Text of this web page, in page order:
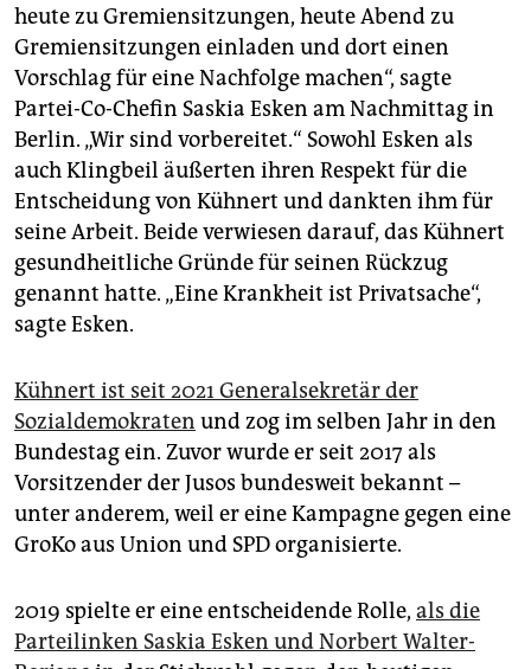
heute zu Gremiensitzungen, heute Abend zu
Gremiensitzungen einladen und dort einen
Vorschlag für eine Nachfolge machen“, sagte
Partei-Co-Chefin Saskia Esken am Nachmittag in
Berlin. „Wir sind vorbereitet.“ Sowohl Esken als
auch Klingbeil äußerten ihren Respekt für die
Entscheidung von Kühnert und dankten ihm für
seine Arbeit. Beide verwiesen darauf, das Kühnert
gesundheitliche Gründe für seinen Rückzug
genannt hatte. „Eine Krankheit ist Privatsache“,
sagte Esken.
Kühnert ist seit 2021 Generalsekretär der
Sozialdemokraten und zog im selben Jahr in den
Bundestag ein. Zuvor wurde er seit 2017 als
Vorsitzender der Jusos bundesweit bekannt –
unter anderem, weil er eine Kampagne gegen eine
GroKo aus Union und SPD organisierte.
2019 spielte er eine entscheidende Rolle, als die
Parteilinken Saskia Esken und Norbert Walter-